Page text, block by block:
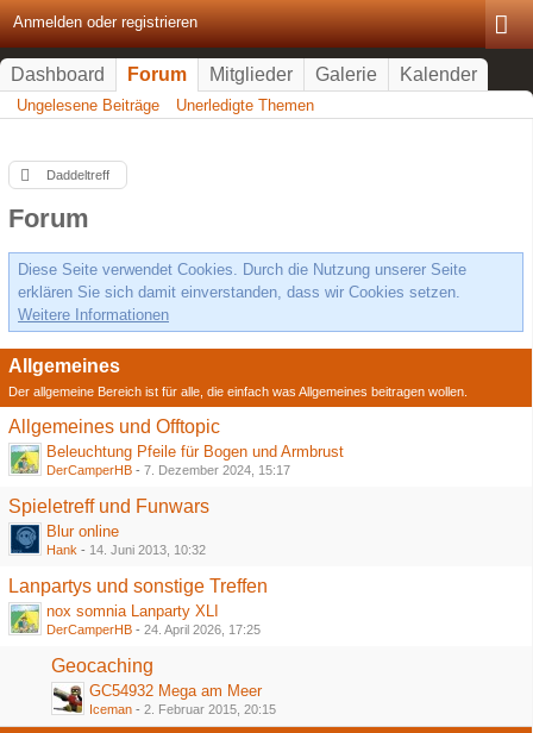
Anmelden oder registrieren
Dashboard Forum Mitglieder Galerie Kalender
Ungelesene Beiträge Unerledigte Themen
Daddeltreff
Forum
Diese Seite verwendet Cookies. Durch die Nutzung unserer Seite
erklären Sie sich damit einverstanden, dass wir Cookies setzen.
Weitere Informationen
Allgemeines
Der allgemeine Bereich ist für alle, die einfach was Allgemeines beitragen wollen.
Allgemeines und Offtopic
Beleuchtung Pfeile für Bogen und Armbrust
DerCamperHB - 7. Dezember 2024, 15:17
Spieletreff und Funwars
Blur online
Hank - 14. Juni 2013, 10:32
Lanpartys und sonstige Treffen
nox somnia Lanparty XLI
DerCamperHB - 24. April 2026, 17:25
Geocaching
GC54932 Mega am Meer
Iceman - 2. Februar 2015, 20:15